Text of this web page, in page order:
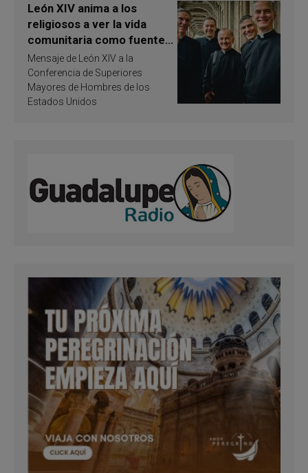
León XIV anima a los
religiosos a ver la vida
comunitaria como fuente
de inspiración y
santificación
Mensaje de León XIV a la
Conferencia de Superiores
Mayores de Hombres de los
Estados Unidos